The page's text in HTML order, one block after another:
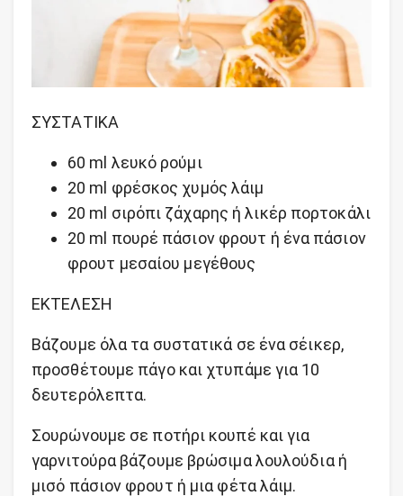
ΣΥΣΤΑΤΙΚΑ
60 ml λευκό ρούμι
20 ml φρέσκος χυμός λάιμ
20 ml σιρόπι ζάχαρης ή λικέρ πορτοκάλι
20 ml πουρέ πάσιον φρουτ ή ένα πάσιον
φρουτ μεσαίου μεγέθους
ΕΚΤΕΛΕΣΗ
Βάζουμε όλα τα συστατικά σε ένα σέικερ,
προσθέτουμε πάγο και χτυπάμε για 10
δευτερόλεπτα.
Σουρώνουμε σε ποτήρι κουπέ και για
γαρνιτούρα βάζουμε βρώσιμα λουλούδια ή
μισό πάσιον φρουτ ή μια φέτα λάιμ.